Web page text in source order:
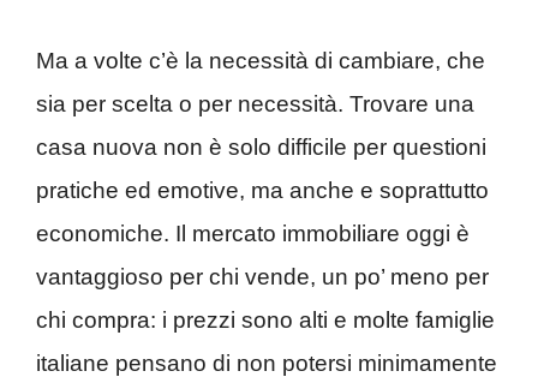
Ma a volte c’è la necessità di cambiare, che
sia per scelta o per necessità. Trovare una
casa nuova non è solo difficile per questioni
pratiche ed emotive, ma anche e soprattutto
economiche. Il mercato immobiliare oggi è
vantaggioso per chi vende, un po’ meno per
chi compra: i prezzi sono alti e molte famiglie
italiane pensano di non potersi minimamente